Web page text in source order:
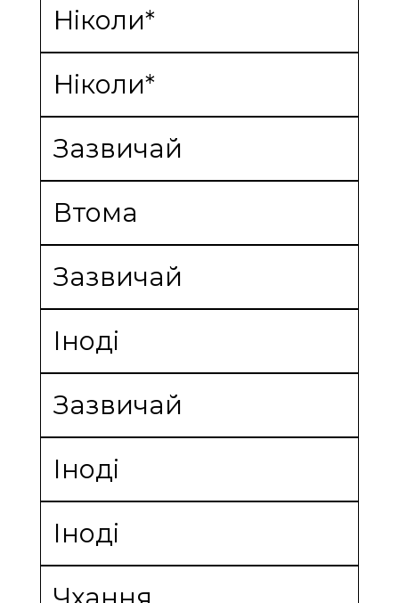
Ніколи*
Ніколи*
Зазвичай
Втома
Зазвичай
Іноді
Зазвичай
Іноді
Іноді